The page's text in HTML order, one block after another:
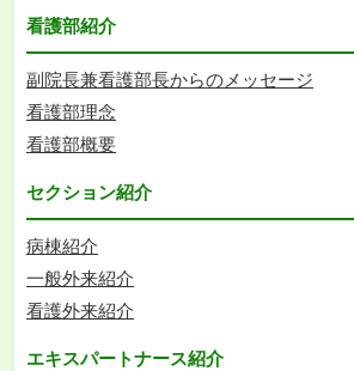
看護部紹介
副院長兼看護部長からのメッセージ
看護部理念
看護部概要
セクション紹介
病棟紹介
一般外来紹介
看護外来紹介
エキスパートナース紹介